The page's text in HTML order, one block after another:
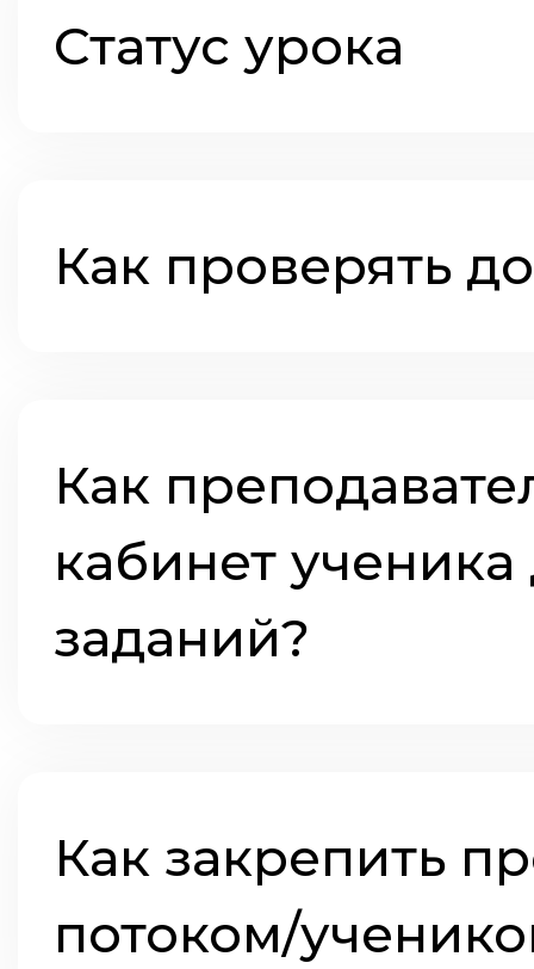
Статус урока
Как проверять
Как
кабинет
заданий?
Как закрепить
потоком/